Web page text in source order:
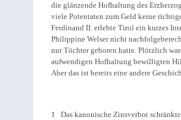
die glänzende Hofhaltung des
viele Potentaten zum Geld keine
Ferdinand II. erlebte Tirol ein kurzes
Philippine Welser nicht
nur Töchter geboren hatte. Plötzlich
aufwendigen Hofhaltung bewilligten
Aber das ist bereits eine andere
1 Das kanonische Zinsverbot